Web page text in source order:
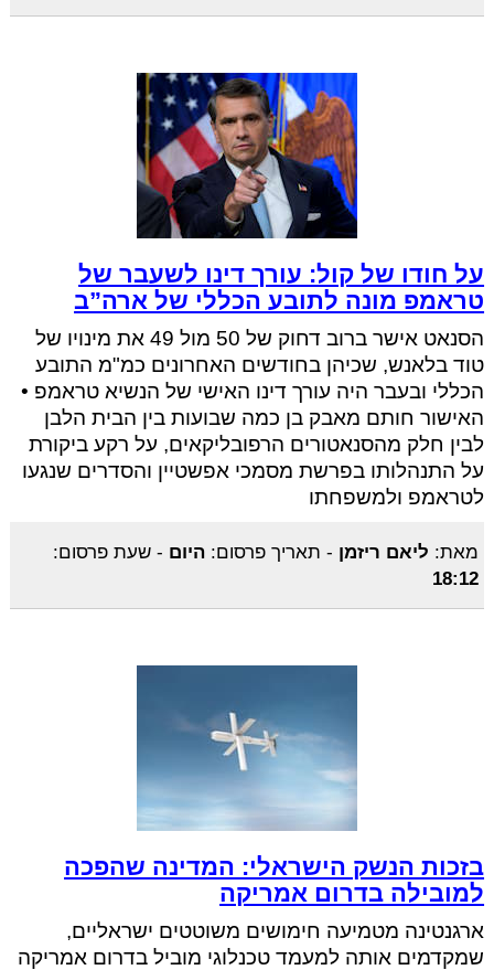
על חודו של קול: עורך דינו לשעבר של
טראמפ מונה לתובע הכללי של ארה”ב
הסנאט אישר ברוב דחוק של 50 מול 49 את מינויו של
טוד בלאנש, שכיהן בחודשים האחרונים כמ"מ התובע
הכללי ובעבר היה עורך דינו האישי של הנשיא טראמפ •
האישור חותם מאבק בן כמה שבועות בין הבית הלבן
לבין חלק מהסנאטורים הרפובליקאים, על רקע ביקורת
על התנהלותו בפרשת מסמכי אפשטיין והסדרים שנגעו
לטראמפ ולמשפחתו
מאת: ליאם ריזמן - תאריך פרסום: היום - שעת פרסום:
18:12
בזכות הנשק הישראלי: המדינה שהפכה
למובילה בדרום אמריקה
ארגנטינה מטמיעה חימושים משוטטים ישראליים,
שמקדמים אותה למעמד טכנלוגי מוביל בדרום אמריקה